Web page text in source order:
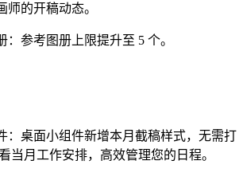
师的开稿动态。
参考图册上限提升至 5 个。
桌面小组件新增本月截稿样式，无需打
当月工作安排，高效管理您的日程。